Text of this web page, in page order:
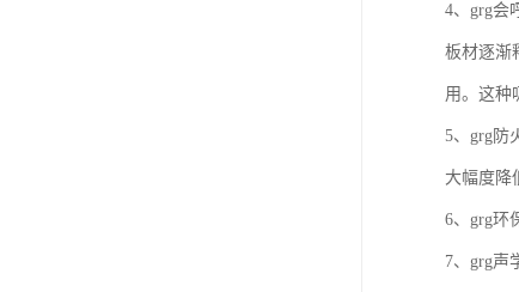
4、grg会
板材逐渐
用。这种
5、grg防
大幅度降
6、grg环
7、grg声